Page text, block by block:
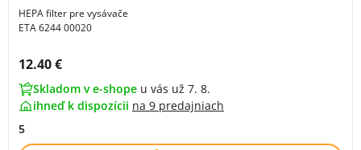
HEPA filter pre vysávače
ETA 6244 00020
Cena s DPH:
12.40 €
Skladom v e-shope u vás už 7. 8.
ihneď k dispozícii na 9 predajniach
5